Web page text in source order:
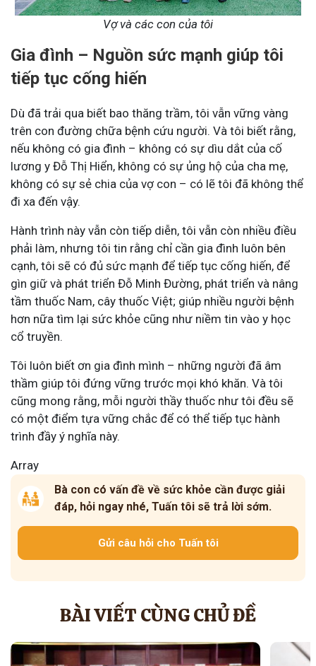
Vợ và các con của tôi
Gia đình – Nguồn sức mạnh giúp tôi
tiếp tục cống hiến
Dù đã trải qua biết bao thăng trầm, tôi vẫn vững vàng
trên con đường chữa bệnh cứu người. Và tôi biết rằng,
nếu không có gia đình – không có sự dìu dắt của cố
lương y Đỗ Thị Hiển, không có sự ủng hộ của cha mẹ,
không có sự sẻ chia của vợ con – có lẽ tôi đã không thể
đi xa đến vậy.
Hành trình này vẫn còn tiếp diễn, tôi vẫn còn nhiều điều
phải làm, nhưng tôi tin rằng chỉ cần gia đình luôn bên
cạnh, tôi sẽ có đủ sức mạnh để tiếp tục cống hiến, để
gìn giữ và phát triển Đỗ Minh Đường, phát triển và nâng
tầm thuốc Nam, cây thuốc Việt; giúp nhiều người bệnh
hơn nữa tìm lại sức khỏe cũng như niềm tin vào y học
cổ truyền.
Tôi luôn biết ơn gia đình mình – những người đã âm
thầm giúp tôi đứng vững trước mọi khó khăn. Và tôi
cũng mong rằng, mỗi người thầy thuốc như tôi đều sẽ
có một điểm tựa vững chắc để có thể tiếp tục hành
trình đầy ý nghĩa này.
Array
Bà con có vấn đề về sức khỏe cần được giải
đáp, hỏi ngay nhé, Tuấn tôi sẽ trả lời sớm.
Gửi câu hỏi cho Tuấn tôi
BÀI VIẾT CÙNG CHỦ ĐỀ